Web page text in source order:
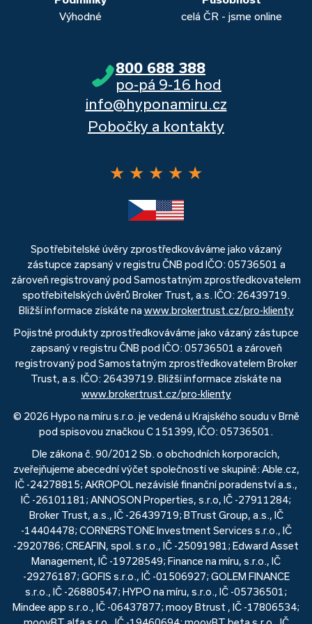
Výhodné
celá ČR - jsme online
800 688 388
po-pá 9-16 hod
info@hyponamiru.cz
Pobočky a kontakty
★ ★ ★ ★ ★
Spotřebitelské úvěry zprostředkováváme jako vázaný
zástupce zapsaný v registru ČNB pod IČO: 05736501 a
zároveň registrovaný pod Samostatným zprostředkovatelem
spotřebitelských úvěrů Broker Trust, a.s. IČO: 26439719.
Bližší informace získáte na www.brokertrust.cz/pro-klienty
Pojistné produkty zprostředkováváme jako vázaný zástupce
zapsaný v registru ČNB pod IČO: 05736501 a zároveň
registrovaný pod Samostatným zprostředkovatelem Broker
Trust, a.s. IČO: 26439719. Bližší informace získáte na
www.brokertrust.cz/pro-klienty
© 2026 Hypo na míru s.r.o. je vedená u Krajského soudu v Brně
pod spisovou značkou C 151399, IČO: 05736501.
Dle zákona č. 90/2012 Sb. o obchodních korporacích,
zveřejňujeme abecední výčet společností ve skupině: Able.cz,
IČ -24278815; AKROPOL nezávislé finanční poradenství a.s.,
IČ -26101181; ANNOSON Properties, s.r.o, IČ -27911284;
Broker Trust, a.s., IČ -26439719; BTrust Group, a.s., IČ
-14404478; CORNERSTONE Investment Services s.r.o., IČ
-2920786; CREAFIN, spol. s r.o., IČ -25091981; Edward Asset
Management, IČ -19728549; Finance na míru, s.r.o., IČ
-29276187; GOFIS s.r.o., IČ -01506927; GOLEM FINANCE
s.r.o., IČ -26880547; HYPO na míru, s.r.o., IČ -05736501;
Mindee app s.r.o., IČ -06437877; mooy Btrust , IČ -17806534;